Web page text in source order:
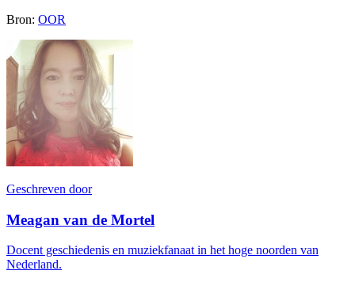
Bron: OOR
Geschreven door
Meagan van de Mortel
Docent geschiedenis en muziekfanaat in het hoge noorden van
Nederland.